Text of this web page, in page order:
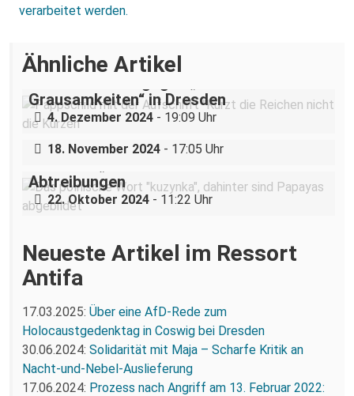
verarbeitet werden.
Ähnliche Artikel
„Teilhabe ist nicht verhandelbar“–
Grausamkeiten“ in Dresden
4. Dezember 2024 - 19:09 Uhr
Nazigruppe sucht (und bekommt) Stress
in der Dresdner Neustadt
18. November 2024 - 17:05 Uhr
Abtreibungen
22. Oktober 2024 - 11:22 Uhr
Neueste Artikel im Ressort
Antifa
17.03.2025: Über eine AfD-Rede zum
Holocaustgedenktag in Coswig bei Dresden
30.06.2024: Solidarität mit Maja – Scharfe Kritik an
Nacht-und-Nebel-Auslieferung
17.06.2024: Prozess nach Angriff am 13. Februar 2022: